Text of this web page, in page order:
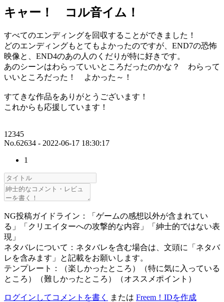
キャー！ コル音イム！
すべてのエンディングを回収することができました！
どのエンディングもとてもよかったのですが、END7の恐怖
映像と、END4のあの人のくだりが特に好きです。
あのシーンはわらっていいところだったのかな？ わらって
いいところだった！ よかった～！
すてきな作品をありがとうございます！
これからも応援しています！
12345
No.62634 - 2022-06-17 18:30:17
1
NG投稿ガイドライン：「ゲームの感想以外が含まれてい
る」「クリエイターへの攻撃的な内容」「紳士的ではない表
現」
ネタバレについて：ネタバレを含む場合は、文頭に「ネタバ
レを含みます」と記載をお願いします。
テンプレート：（楽しかったところ）（特に気に入っている
ところ）（難しかったところ）（オススメポイント）
ログインしてコメントを書く または Freem！IDを作成